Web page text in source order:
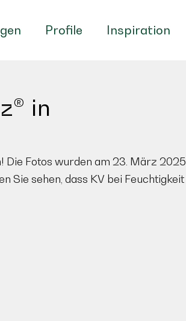
Profile Inspiration
in
Die Fotos wurden am 23. März 2025
Sie sehen, dass KV bei Feuchtigkeit